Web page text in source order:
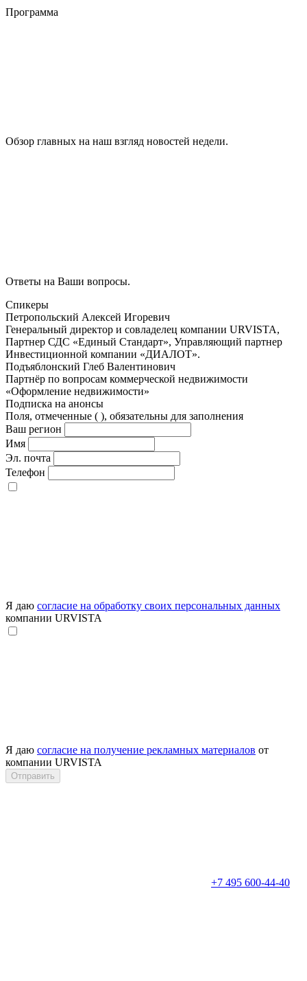
Программа
Обзор главных на наш взгляд новостей недели.
Ответы на Ваши вопросы.
Спикеры
Петропольский Алексей Игоревич
Генеральный директор и совладелец компании URVISTA,
Партнер СДС «Единый Стандарт», Управляющий партнер
Инвестиционной компании «ДИАЛОТ».
Подъяблонский Глеб Валентинович
Партнёр по вопросам коммерческой недвижимости
«Оформление недвижимости»
Подписка на анонсы
Поля, отмеченные ( ), обязательны для заполнения
Ваш регион
Имя
Эл. почта
Телефон
Я даю согласие на обработку своих персональных данных
компании URVISTA
Я даю согласие на получение рекламных материалов от
компании URVISTA
Отправить
+7 495 600-44-40